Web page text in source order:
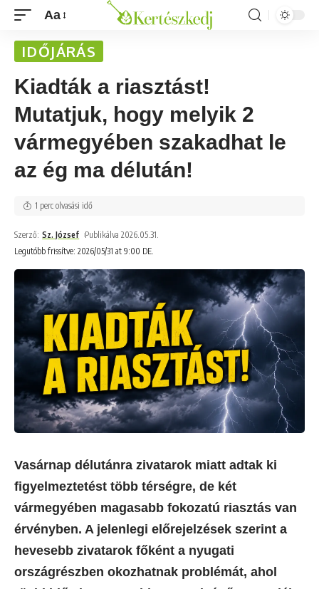
Aa
IDŐJÁRÁS
Kiadták a riasztást!
Mutatjuk, hogy melyik 2
vármegyében szakadhat le
az ég ma délután!
Legutóbb frissítve: 2026/05/31 at 9:00 DE.
Szerző: Sz. József Publikálva 2026.05.31.
1 perc olvasási idő
Vasárnap délutánra zivatarok miatt adtak ki
figyelmeztetést több térségre, de két
vármegyében magasabb fokozatú riasztás van
érvényben. A jelenlegi előrejelzések szerint a
hevesebb zivatarok főként a nyugati
országrészben okozhatnak problémát, ahol